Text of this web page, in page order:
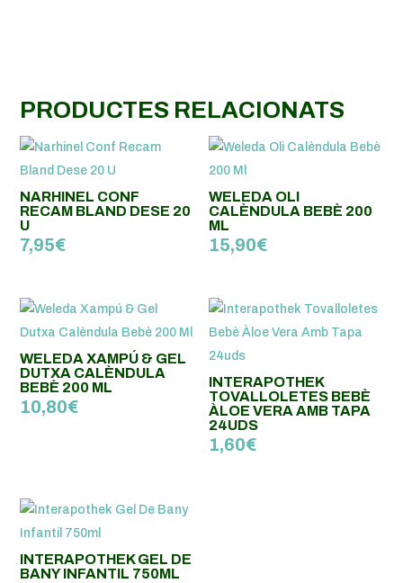
PRODUCTES RELACIONATS
NARHINEL CONF
RECAM BLAND DESE 20
U
7,95€
WELEDA OLI
CALÈNDULA BEBÈ 200
ML
15,90€
WELEDA XAMPÚ & GEL
DUTXA CALÈNDULA
BEBÈ 200 ML
10,80€
INTERAPOTHEK
TOVALLOLETES BEBÈ
ÀLOE VERA AMB TAPA
24UDS
1,60€
INTERAPOTHEK GEL DE
BANY INFANTIL 750ML